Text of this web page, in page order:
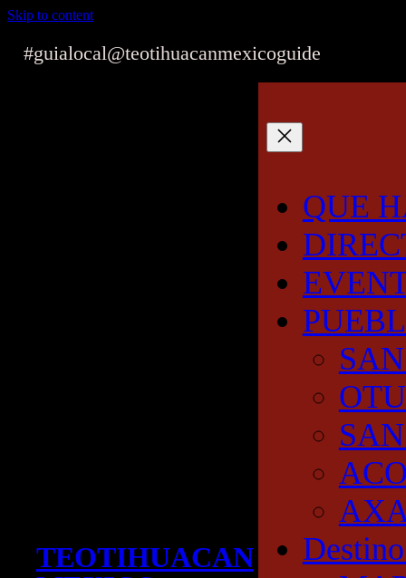
Skip to content
#guialocal@teotihuacanmexicoguide
TEOTIHUACAN
QUE